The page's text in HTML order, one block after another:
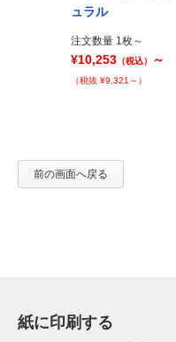
ュラル
注文数量 1枚～
¥10,253 （税込） ～
（税抜 ¥9,321～）
前の画面へ戻る
紙に印刷する